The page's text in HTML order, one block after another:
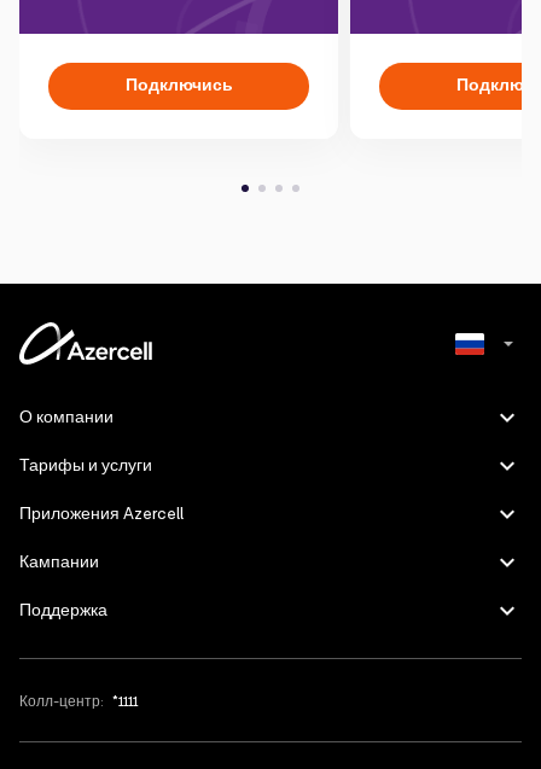
Подключись
О компании
Тарифы и услуги
Приложения Azercell
Кампании
Поддержка
Колл-центр: *1111